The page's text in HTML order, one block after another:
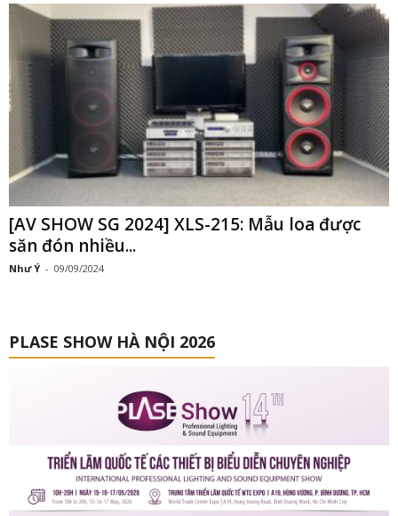
[AV SHOW SG 2024] XLS-215: Mẫu loa được
săn đón nhiều...
Như Ý - 09/09/2024
PLASE SHOW HÀ NỘI 2026